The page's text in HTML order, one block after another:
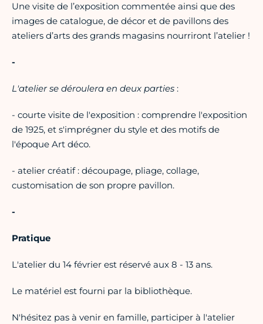
Une visite de l’exposition commentée ainsi que des
images de catalogue, de décor et de pavillons des
ateliers d’arts des grands magasins nourriront l’atelier !
-
L'atelier se déroulera en deux parties :
- courte visite de l'exposition : comprendre l'exposition
de 1925, et s'imprégner du style et des motifs de
l'époque Art déco.
- atelier créatif : découpage, pliage, collage,
customisation de son propre pavillon.
-
Pratique
L'atelier du 14 février est réservé aux 8 - 13 ans.
Le matériel est fourni par la bibliothèque.
N'hésitez pas à venir en famille, participer à l'atelier